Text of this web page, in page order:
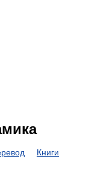
Книги